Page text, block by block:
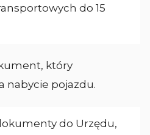
do 15
który
nabycie pojazdu.
do Urzędu,